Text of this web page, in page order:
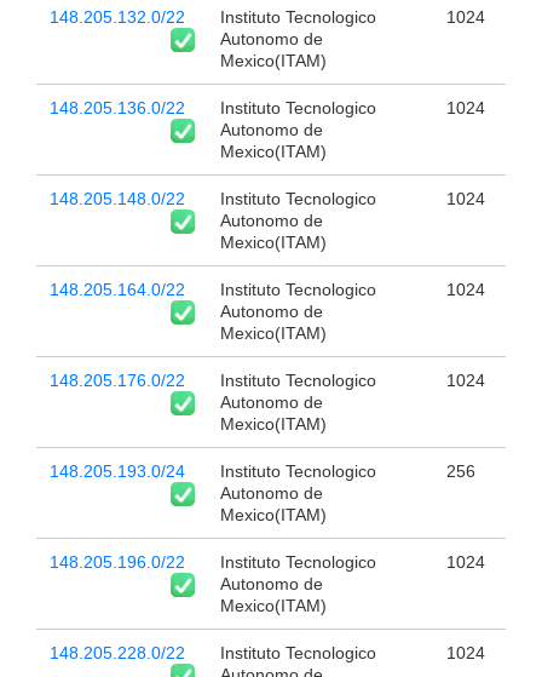
148.205.132.0/22
Instituto Tecnologico
Autonomo de
Mexico(ITAM)
1024
148.205.136.0/22
Instituto Tecnologico
Autonomo de
Mexico(ITAM)
1024
148.205.148.0/22
Instituto Tecnologico
Autonomo de
Mexico(ITAM)
1024
148.205.164.0/22
Instituto Tecnologico
Autonomo de
Mexico(ITAM)
1024
148.205.176.0/22
Instituto Tecnologico
Autonomo de
Mexico(ITAM)
1024
148.205.193.0/24
Instituto Tecnologico
Autonomo de
Mexico(ITAM)
256
148.205.196.0/22
Instituto Tecnologico
Autonomo de
Mexico(ITAM)
1024
148.205.228.0/22
Instituto Tecnologico
1024